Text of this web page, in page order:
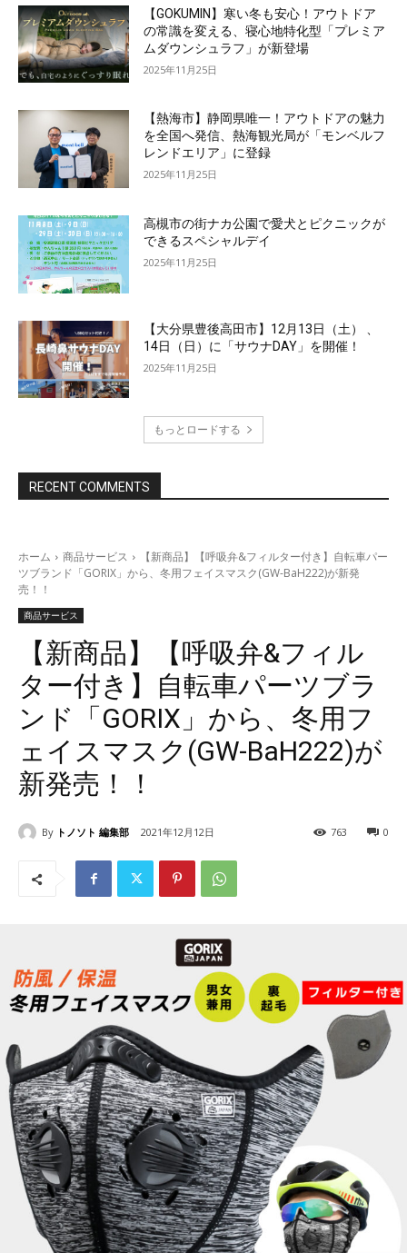
【GOKUMIN】寒い冬も安心！アウトドア
の常識を変える、寝心地特化型「プレミア
ムダウンシュラフ」が新登場
2025年11月25日
【熱海市】静岡県唯一！アウトドアの魅力
を全国へ発信、熱海観光局が「モンベルフ
レンドエリア」に登録
2025年11月25日
高槻市の街ナカ公園で愛犬とピクニックが
できるスペシャルデイ
2025年11月25日
【大分県豊後高田市】12月13日（土） 、
14日（日）に「サウナDAY」を開催！
2025年11月25日
もっとロードする
RECENT COMMENTS